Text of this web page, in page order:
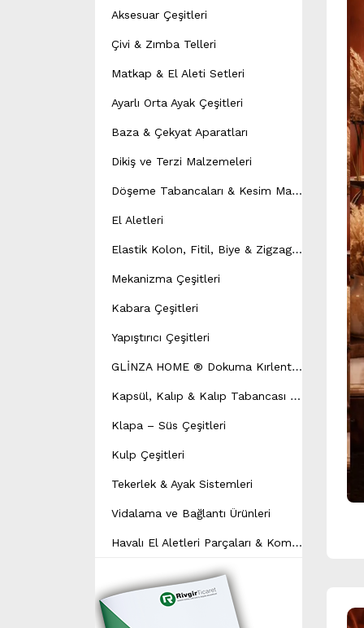
Aksesuar Çeşitleri
Çivi & Zımba Telleri
Matkap & El Aleti Setleri
Ayarlı Orta Ayak Çeşitleri
Baza & Çekyat Aparatları
Dikiş ve Terzi Malzemeleri
D
öşeme Tabancaları & Kesim Makineleri
El Aletleri
E
lastik Kolon, Fitil, Biye & Zigzag Yay Çeşitleri
Mekanizma Çeşitleri
Kabara Çeşitleri
Yapıştırıcı Çeşitleri
G
LİNZA HOME ® Dokuma Kırlent Modeli
K
apsül, Kalıp & Kalıp Tabancası Çeşitleri
Klapa – Süs Çeşitleri
Kulp Çeşitleri
Tekerlek & Ayak Sistemleri
Vidalama ve Bağlantı Ürünleri
H
avalı El Aletleri Parçaları & Kompresör Yedek Parçaları